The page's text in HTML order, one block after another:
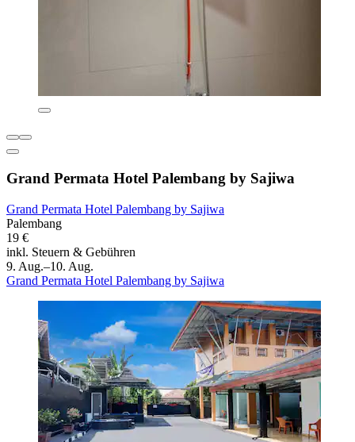
Grand Permata Hotel Palembang by Sajiwa
Grand Permata Hotel Palembang by Sajiwa
Palembang
19 €
inkl. Steuern & Gebühren
9. Aug.–10. Aug.
Grand Permata Hotel Palembang by Sajiwa